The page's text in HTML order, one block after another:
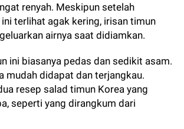
renyah. Meskipun setelah
terlihat agak kering, irisan timun
airnya saat didiamkan.
ini biasanya pedas dan sedikit asam.
mudah didapat dan terjangkau.
resep salad timun Korea yang
seperti yang dirangkum dari